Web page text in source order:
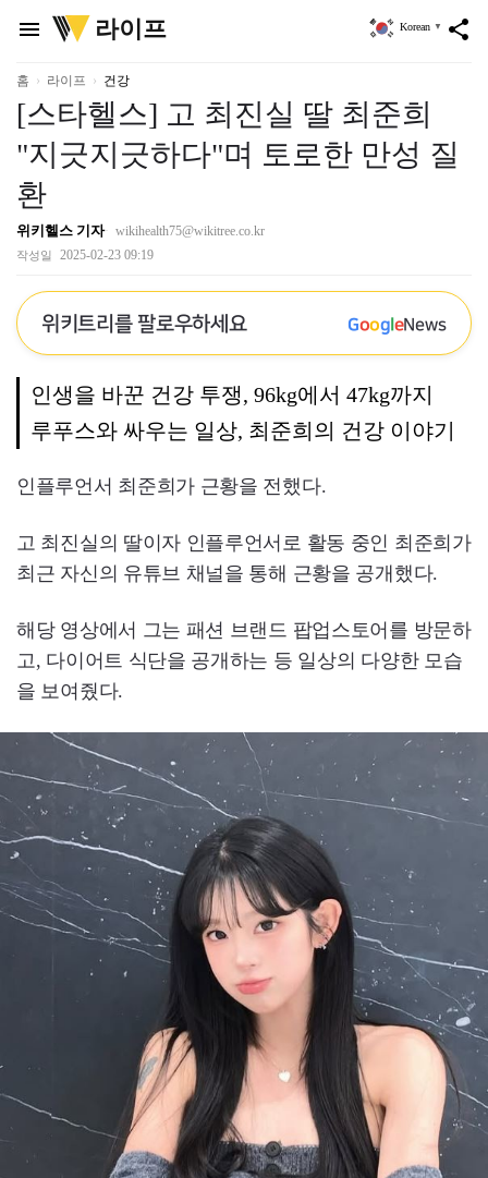
menu
위
키
리
라이프 share
Korean ▼
홈 라이프 건강
[스타헬스] 고 최진실 딸 최준희
"지긋지긋하다"며 토로한 만성 질
환
위키헬스 기자 wikihealth75@wikitree.co.kr
작성일 2025-02-23 09:19
위키트리를 팔로우하세요 GoogleNews
인생을 바꾼 건강 투쟁, 96kg에서 47kg까지
루푸스와 싸우는 일상, 최준희의 건강 이야기
인플루언서 최준희가 근황을 전했다.
고 최진실의 딸이자 인플루언서로 활동 중인 최준희가
최근 자신의 유튜브 채널을 통해 근황을 공개했다.
해당 영상에서 그는 패션 브랜드 팝업스토어를 방문하
고, 다이어트 식단을 공개하는 등 일상의 다양한 모습
을 보여줬다.